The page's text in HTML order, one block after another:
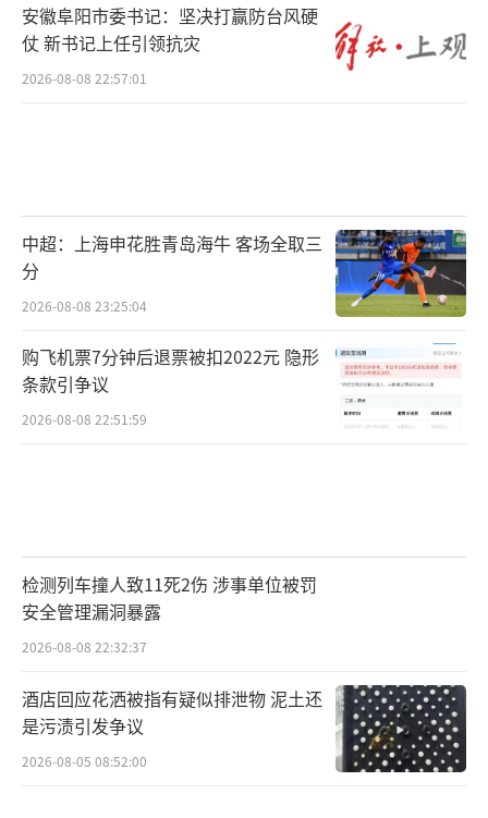
安徽阜阳市委书记：坚决打赢防台风硬
仗 新书记上任引领抗灾
2026-08-08 22:57:01
中超：上海申花胜青岛海牛 客场全取三
分
2026-08-08 23:25:04
购飞机票7分钟后退票被扣2022元 隐形
条款引争议
2026-08-08 22:51:59
检测列车撞人致11死2伤 涉事单位被罚
安全管理漏洞暴露
2026-08-08 22:32:37
酒店回应花洒被指有疑似排泄物 泥土还
是污渍引发争议
2026-08-05 08:52:00